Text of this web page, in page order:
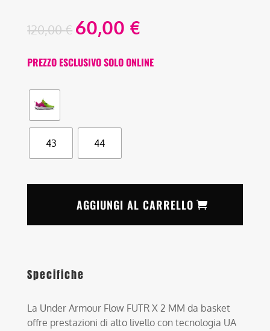
120,00€ 60,00 €
PREZZO ESCLUSIVO SOLO ONLINE
43 44
AGGIUNGI AL CARRELLO
Specifiche
La Under Armour Flow FUTR X 2 MM da basket
offre prestazioni di alto livello con tecnologia UA